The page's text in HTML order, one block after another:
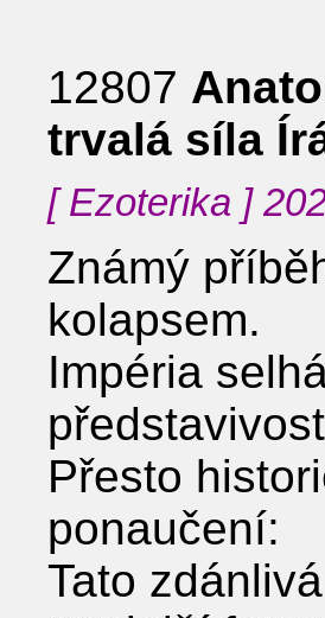
12807
trvalá síla
[ Ezoterika ]
Známý
kolapsem.
Impéria
Přesto
ponaučení:
Tato